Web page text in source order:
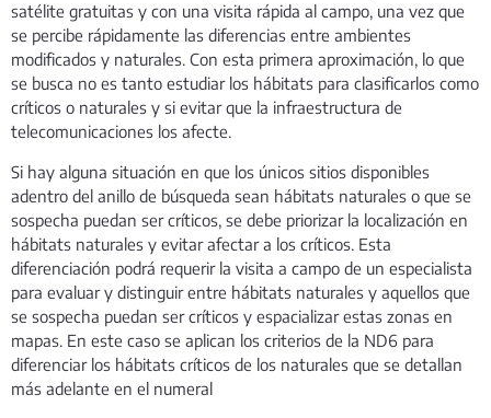
satélite gratuitas y con una visita rápida al campo, una vez que
se percibe rápidamente las diferencias entre ambientes
modificados y naturales. Con esta primera aproximación, lo que
se busca no es tanto estudiar los hábitats para clasificarlos como
críticos o naturales y si evitar que la infraestructura de
telecomunicaciones los afecte.
Si hay alguna situación en que los únicos sitios disponibles
adentro del anillo de búsqueda sean hábitats naturales o que se
sospecha puedan ser críticos, se debe priorizar la localización en
hábitats naturales y evitar afectar a los críticos. Esta
diferenciación podrá requerir la visita a campo de un especialista
para evaluar y distinguir entre hábitats naturales y aquellos que
se sospecha puedan ser críticos y espacializar estas zonas en
mapas. En este caso se aplican los criterios de la ND6 para
diferenciar los hábitats críticos de los naturales que se detallan
más adelante en el numeral